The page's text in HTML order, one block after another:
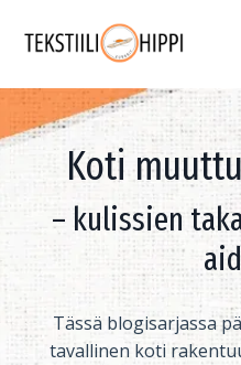
Koti
– kulissien
Tässä blogisarjassa
tavallinen koti